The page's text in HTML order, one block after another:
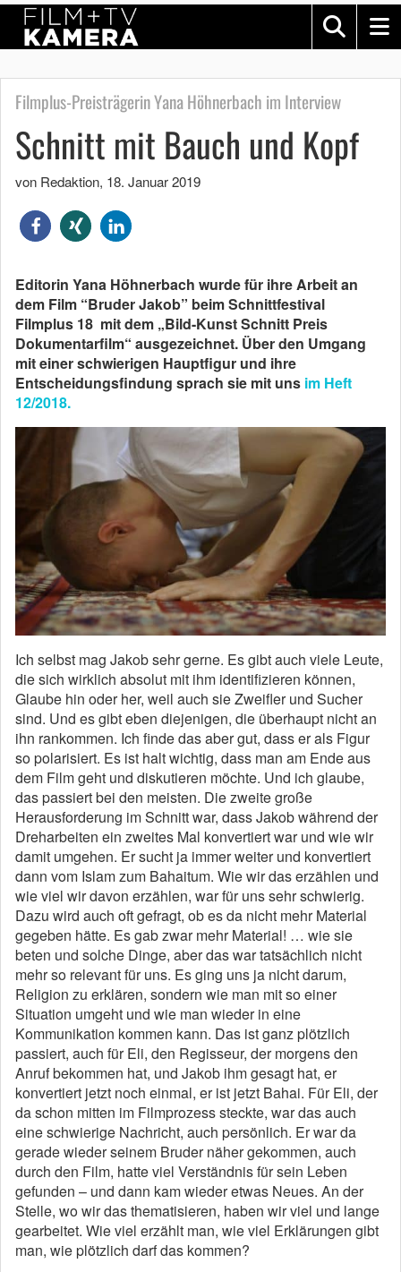
Filmplus-Preisträgerin Yana Höhnerbach im Interview
Schnitt mit Bauch und Kopf
von Redaktion, 18. Januar 2019
Editorin Yana Höhnerbach wurde für ihre Arbeit an
dem Film “Bruder Jakob” beim Schnittfestival
Filmplus 18 mit dem „Bild-Kunst Schnitt Preis
Dokumentarfilm“ ausgezeichnet. Über den Umgang
mit einer schwierigen Hauptfigur und ihre
Entscheidungsfindung sprach sie mit uns im Heft
12/2018.
Ich selbst mag Jakob sehr gerne. Es gibt auch viele Leute,
die sich wirklich absolut mit ihm identifizieren können,
Glaube hin oder her, weil auch sie Zweifler und Sucher
sind. Und es gibt eben diejenigen, die überhaupt nicht an
ihn rankommen. Ich finde das aber gut, dass er als Figur
so polarisiert. Es ist halt wichtig, dass man am Ende aus
dem Film geht und diskutieren möchte. Und ich glaube,
das passiert bei den meisten. Die zweite große
Herausforderung im Schnitt war, dass Jakob während der
Dreharbeiten ein zweites Mal konvertiert war und wie wir
damit umgehen. Er sucht ja immer weiter und konvertiert
dann vom Islam zum Bahaitum. Wie wir das erzählen und
wie viel wir davon erzählen, war für uns sehr schwierig.
Dazu wird auch oft gefragt, ob es da nicht mehr Material
gegeben hätte. Es gab zwar mehr Material! … wie sie
beten und solche Dinge, aber das war tatsächlich nicht
mehr so relevant für uns. Es ging uns ja nicht darum,
Religion zu erklären, sondern wie man mit so einer
Situation umgeht und wie man wieder in eine
Kommunikation kommen kann. Das ist ganz plötzlich
passiert, auch für Eli, den Regisseur, der morgens den
Anruf bekommen hat, und Jakob ihm gesagt hat, er
konvertiert jetzt noch einmal, er ist jetzt Bahai. Für Eli, der
da schon mitten im Filmprozess steckte, war das auch
eine schwierige Nachricht, auch persönlich. Er war da
gerade wieder seinem Bruder näher gekommen, auch
durch den Film, hatte viel Verständnis für sein Leben
gefunden – und dann kam wieder etwas Neues. An der
Stelle, wo wir das thematisieren, haben wir viel und lange
gearbeitet. Wie viel erzählt man, wie viel Erklärungen gibt
man, wie plötzlich darf das kommen?